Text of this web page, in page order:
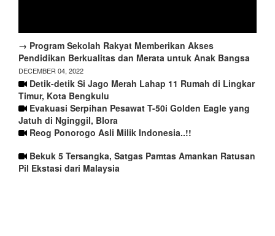
→ Program Sekolah Rakyat Memberikan Akses
Pendidikan Berkualitas dan Merata untuk Anak Bangsa
DECEMBER 04, 2022
Detik-detik Si Jago Merah Lahap 11 Rumah di Lingkar
Timur, Kota Bengkulu
Evakuasi Serpihan Pesawat T-50i Golden Eagle yang
Jatuh di Nginggil, Blora
Reog Ponorogo Asli Milik Indonesia..!!
Bekuk 5 Tersangka, Satgas Pamtas Amankan Ratusan
Pil Ekstasi dari Malaysia